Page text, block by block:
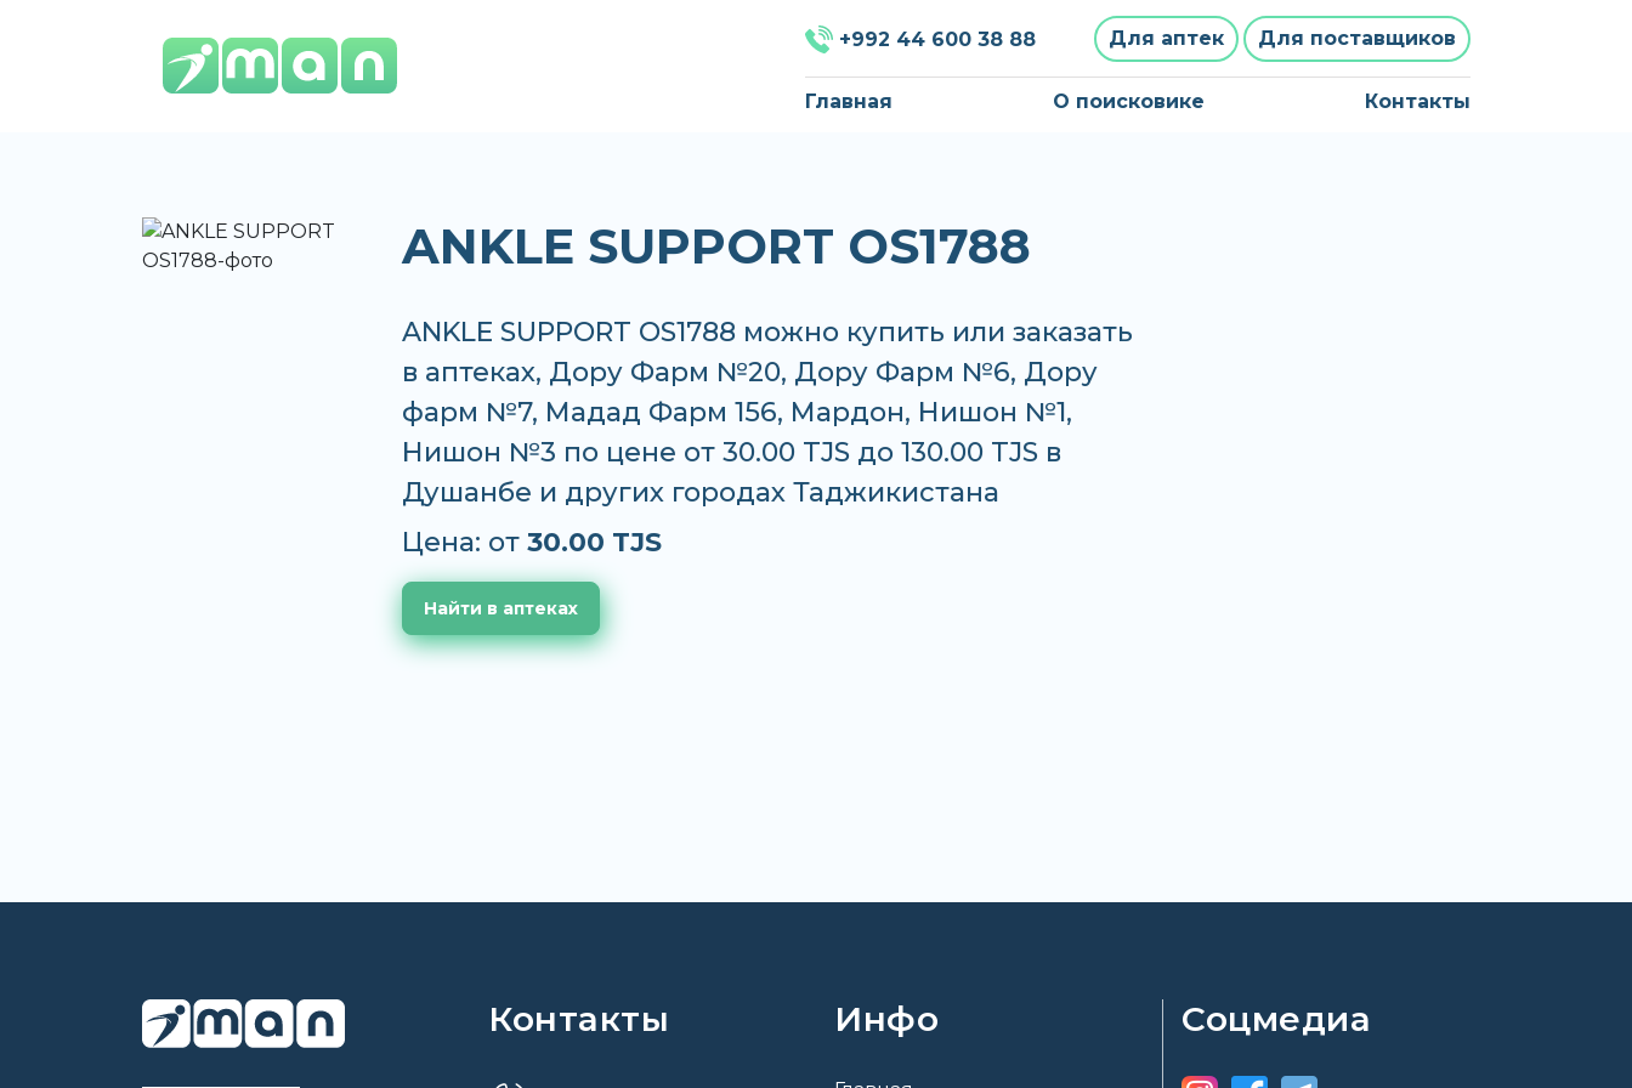
+992 44 600 38 88 Для аптек Для поставщиков
Главная О поисковике Контакты
ANKLE SUPPORT OS1788
ANKLE SUPPORT OS1788 можно купить или заказать
в аптеках, Дору Фарм №20, Дору Фарм №6, Дору
фарм №7, Мадад Фарм 156, Мардон, Нишон №1,
Нишон №3 по цене от 30.00 TJS до 130.00 TJS в
Душанбе и других городах Таджикистана
Цена: от 30.00 TJS
Найти в аптеках
Контакты Инфо Соцмедиа